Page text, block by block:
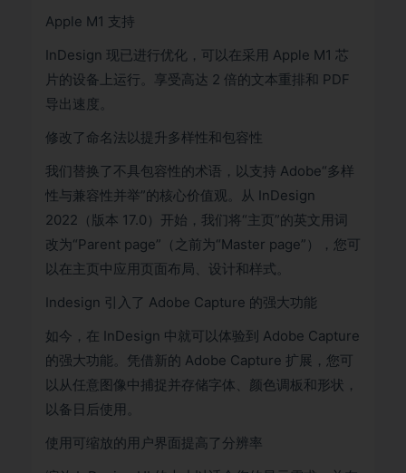
Apple M1 支持
InDesign 现已进行优化，可以在采用 Apple M1 芯
片的设备上运行。享受高达 2 倍的文本重排和 PDF
导出速度。
修改了命名法以提升多样性和包容性
我们替换了不具包容性的术语，以支持 Adobe“多样
性与兼容性并举”的核心价值观。从 InDesign
2022（版本 17.0）开始，我们将“主页”的英文用词
改为“Parent page”（之前为“Master page”），您可
以在主页中应用页面布局、设计和样式。
Indesign 引入了 Adobe Capture 的强大功能
如今，在 InDesign 中就可以体验到 Adobe Capture
的强大功能。凭借新的 Adobe Capture 扩展，您可
以从任意图像中捕捉并存储字体、颜色调板和形状，
以备日后使用。
使用可缩放的用户界面提高了分辨率